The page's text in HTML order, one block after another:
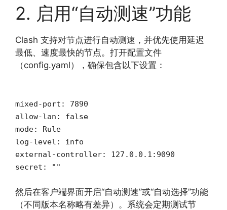
2. 启用“自动测速”功能
Clash 支持对节点进行自动测速，并优先使用延迟
最低、速度最快的节点。打开配置文件
（config.yaml），确保包含以下设置：
mixed-port: 7890
allow-lan: false
mode: Rule
log-level: info
external-controller: 127.0.0.1:9090
secret: ""
然后在客户端界面开启“自动测速”或“自动选择”功能
（不同版本名称略有差异）。系统会定期测试节